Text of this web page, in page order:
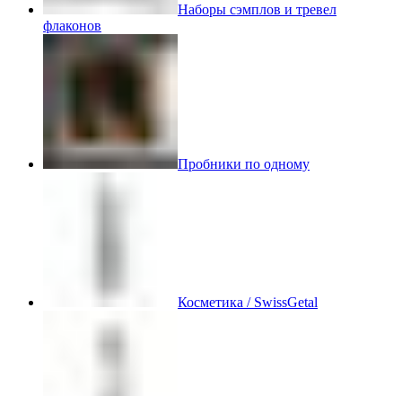
Наборы сэмплов и тревел
флаконов
Пробники по одному
Косметика / SwissGetal